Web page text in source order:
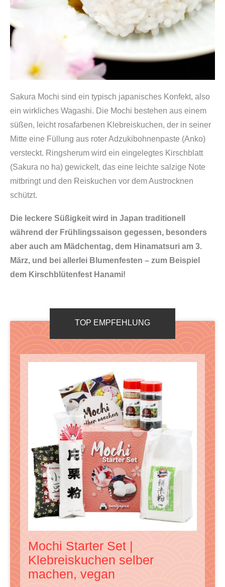
Sakura Mochi sind ein typisch japanisches Konfekt, also
ein wirkliches Wagashi. Die Mochi bestehen aus einem
süßen, leicht rosafarbenen Klebreiskuchen, der in seiner
Mitte eine Füllung aus roter Adzukibohnenpaste (Anko)
versteckt. Ringsherum wird ein eingelegtes Kirschblatt
(Sakura no ha) gewickelt, das eine leichte salzige Note
mitbringt und den Reiskuchen vor dem Austrocknen
schützt.
Die leckere Süßigkeit wird in Japan traditionell
während der Frühlingssaison gegessen, besonders
aber auch am Mädchentag, dem Hinamatsuri am 3.
März, und bei allerlei Blumenfesten – zum Beispiel
dem Kirschblütenfest Hanami!
TOP EMPFEHLUNG
Mochi Starter Set |
Klebreiskuchen selber
machen, vegan